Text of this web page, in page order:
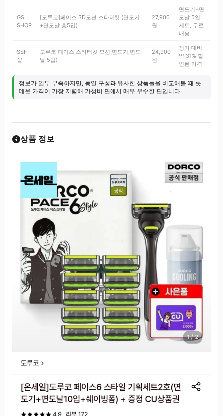
GS
SHOP
[도루코]페이스 3D모션 스타터킷 (면도기
+면도날 총5입)
27,900
원
면도기+면
도날 5입
세트, 무료
배송
SSF
샵
도루코 페이스 스타터킷 모션(면도기,면도
날 5입)
24,900
원
정가 대비
약 31% 할
인된 가격
정보가 일부 부족하지만, 동일 구성과 유사한 상품들을 비교해볼 때 롯
데온 가격이 가장 저렴해 가성비 면에서 매우 우수한 편입니다.
상품 정보